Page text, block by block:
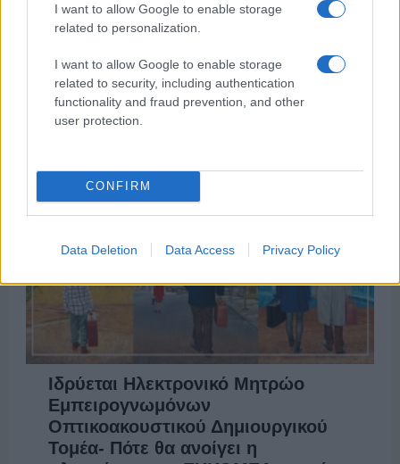
I want to allow Google to enable storage
related to personalization.
I want to allow Google to enable storage
related to security, including authentication
functionality and fraud prevention, and other
user protection.
CONFIRM
Data Deletion Data Access Privacy Policy
Για πέντε μήνες, και συγκεκριμένα έως και την 30ή
Ιουνίου 2028, παρατείνεται η σύμβαση παραχώρησης
των δικαιωμάτων διάθεσης, προβολής και
παρουσίασης περιεχομένου προγράμματος μεταξύ
της ΕΡΤ ΑΕ και της Telewizja Polska SA για τη σειρά
«Η Μαρία που έγινε Κάλας».
Ιδρύεται Ηλεκτρονικό Μητρώο
Εμπειρογνωμόνων
Οπτικοακουστικού Δημιουργικού
Τομέα- Πότε θα ανοίγει η